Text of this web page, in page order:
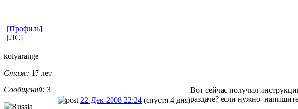
[Профиль]
[ЛС]
kolyarange
Стаж: 17 лет
Сообщений: 3
22-Дек-2008 22:24 (спустя 4 дня)
Вот сейчас получил
раздаче? если нужно-